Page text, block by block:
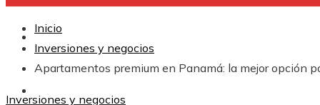
CULTURA Y OCIO
Inicio
Inversiones y negocios
Apartamentos premium en Panamá: la mejor opción
Inversiones y negocios